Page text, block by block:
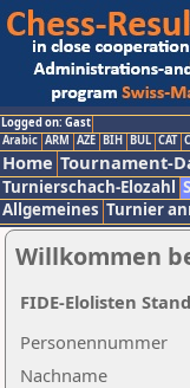
Logged on: Gast
Arabic ARM AZE BIH BUL CAT
Home Tournament-
Turnierschach-Elozahl
Allgemeines Turnier
Willkommen
Nachname
Personennummer
FIDE-Elolisten Stand